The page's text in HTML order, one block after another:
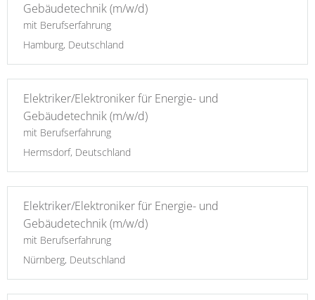
Gebäudetechnik (m/w/d)
mit Berufserfahrung
Hamburg, Deutschland
Elektriker/Elektroniker für Energie- und
Gebäudetechnik (m/w/d)
mit Berufserfahrung
Hermsdorf, Deutschland
Elektriker/Elektroniker für Energie- und
Gebäudetechnik (m/w/d)
mit Berufserfahrung
Nürnberg, Deutschland